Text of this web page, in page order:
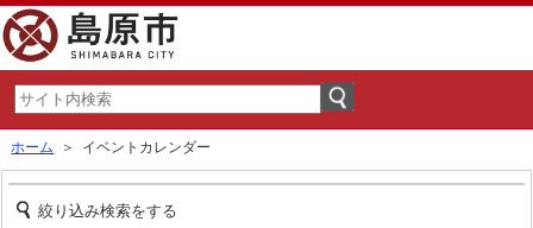
ホーム ＞ イベントカレンダー
絞り込み検索をする